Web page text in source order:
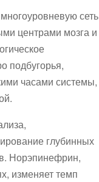
сеть
центрами мозга и
подбугорья,
часами системы,
глубинных
Норэпинефрин,
изменяет темп